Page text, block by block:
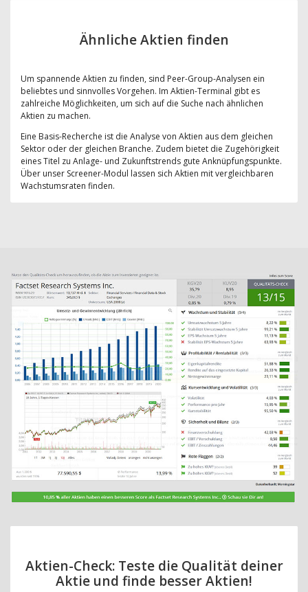
Ähnliche Aktien finden
Um spannende Aktien zu finden, sind Peer-Group-Analysen ein
beliebtes und sinnvolles Vorgehen. Im Aktien-Terminal gibt es
zahlreiche Möglichkeiten, um sich auf die Suche nach ähnlichen
Aktien zu machen.
Eine Basis-Recherche ist die Analyse von Aktien aus dem gleichen
Sektor oder der gleichen Branche. Zudem bietet die Zugehörigkeit
eines Titel zu Anlage- und Zukunftstrends gute Anknüpfungspunkte.
Über unser Screener-Modul lassen sich Aktien mit vergleichbaren
Wachstumsraten finden.
Aktien-Check: Teste die Qualität deiner
Aktie und finde besser Aktien!